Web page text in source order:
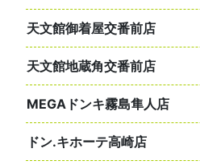
天文館御着屋交番前店
天文館地蔵角交番前店
MEGAドンキ霧島隼人店
ドン.キホーテ高崎店